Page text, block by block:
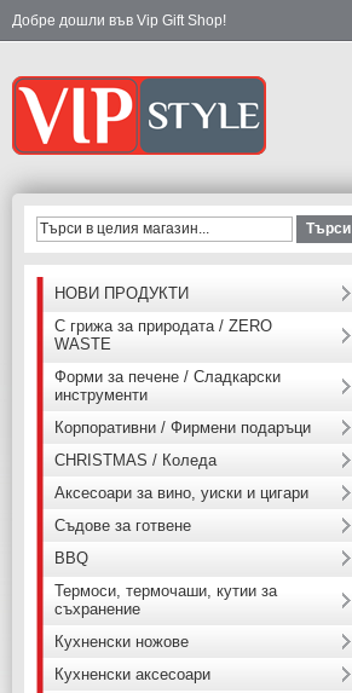
Добре дошли във Vip Gift Shop!
Търси
НОВИ ПРОДУКТИ
С грижа за природата / ZERO
WASTE
Форми за печене / Сладкарски
инструменти
Корпоративни / Фирмени подаръци
CHRISTMAS / Коледа
Аксесоари за вино, уиски и цигари
Съдове за готвене
BBQ
Термоси, термочаши, кутии за
съхранение
Кухненски ножове
Кухненски аксесоари